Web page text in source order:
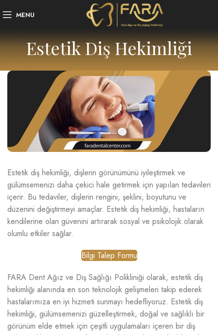
MENU
Estetik Diş Hekimliği
Estetik diş hekimliği, dişlerin görünümünü iyileştirmek ve
gülümsemenizi daha çekici hale getirmek için yapılan tedavileri
içerir. Bu tedaviler, dişlerin rengini, şeklini, boyutunu ve
düzenini değiştirmeyi amaçlar. Estetik diş hekimliği, hastaların
kendilerine olan güvenini artırarak sosyal ve psikolojik olarak
olumlu etkiler sağlar.
Bilgi Talep Formu
FARA Dent Ağız ve Diş Sağlığı Polikliniği olarak, estetik diş
hekimliği alanında en son teknolojik gelişmeleri takip ederek
hastalarımıza en iyi hizmeti sunmayı hedefliyoruz. Estetik diş
hekimliği, gülümsemenizi güzelleştirmek, doğal ve sağlıklı bir
görünüm elde etmek için çeşitli uygulamaları içeren bir diş